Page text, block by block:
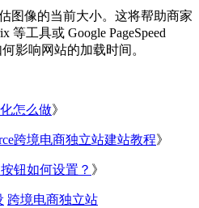
图像的当前大小。这将帮助商家
等工具或 Google PageSpeed
影响网站的加载时间。
怎么做》
跨境电商独立站建站教程》
钮如何设置？ 》
跨境电商独立站